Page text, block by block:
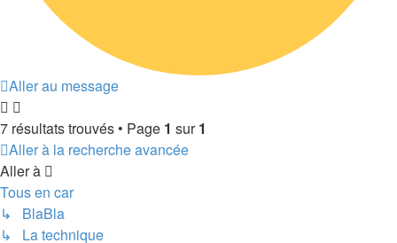
Aller au message
7 résultats trouvés • Page 1 sur1
Aller à la recherche avancée
Aller à
Tous en car
↳ BlaBla
↳ La technique